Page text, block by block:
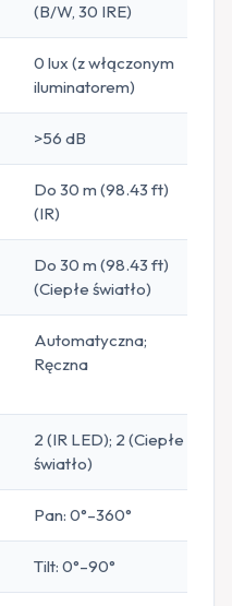
(B/W, 30 IRE)
0 lux (z włączonym
iluminatorem)
>56 dB
Do 30 m (98.43 ft)
(IR)
Do 30 m (98.43 ft)
(Ciepłe światło)
Automatyczna;
Ręczna
2 (IR LED); 2 (Ciepłe
światło)
Pan: 0°–360°
Tilt: 0°–90°